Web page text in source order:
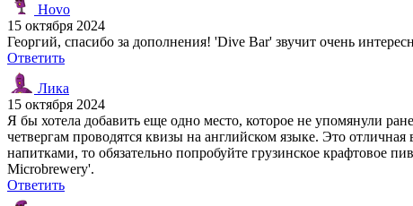
Hovo
15 октября 2024
Георгий, спасибо за дополнения! 'Dive Bar' звучит очень
Ответить
Лика
15 октября 2024
Я бы хотела добавить еще одно место, которое не упомянули
четвергам проводятся квизы на английском языке. Это
напитками, то обязательно попробуйте грузинское крафтовое
Microbrewery'.
Ответить